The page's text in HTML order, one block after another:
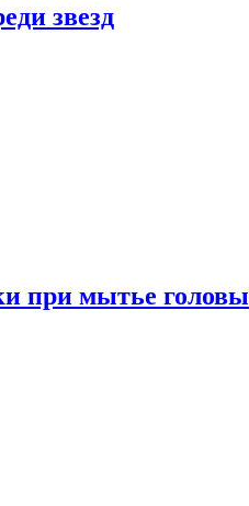
звезд
при мытье головы